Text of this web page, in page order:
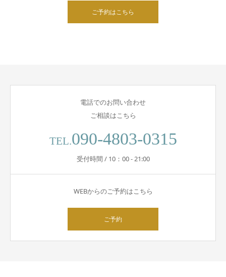
ご予約はこちら
電話でのお問い合わせ
ご相談はこちら
TEL.090-4803-0315
受付時間 / 10：00 - 21:00
WEBからのご予約はこちら
ご予約